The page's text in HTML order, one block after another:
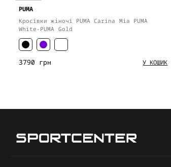
PUMA
Кросівки жіночі PUMA Carina Mia PUMA
White-PUMA Gold
3790 грн У КОШИК